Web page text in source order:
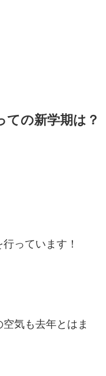
ての新学期は？
っています！
気も去年とはま